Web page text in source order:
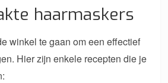
haarmaskers
winkel te gaan om een ​​effectief
Hier zijn enkele recepten die je